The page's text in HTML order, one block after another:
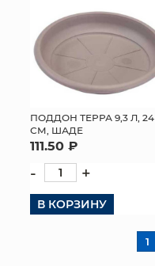
ПОДДОН ТЕРРА 9,3 Л, 24
СМ, ШАДЕ
111.50 ₽
- +
В КОРЗИНУ
1